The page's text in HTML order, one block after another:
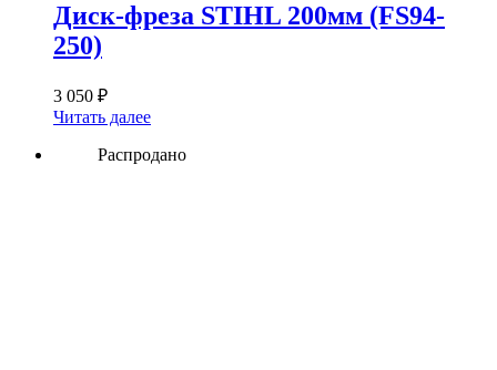
Диск-фреза STIHL 200мм (FS94-
250)
3 050 ₽
Читать далее
Распродано